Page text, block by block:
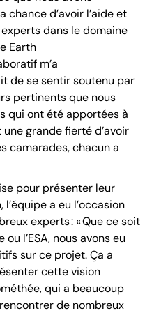
chance d’avoir l’aide et
dans le domaine
Earth
m’a
de se sentir soutenu par
pertinents que nous
qui ont été apportées à
grande fierté d’avoir
camarades, chacun a
pour présenter leur
a eu l’occasion
experts : « Que ce soit
l’ESA, nous avons eu
sur ce projet. Ça a
cette vision
qui a beaucoup
de nombreux